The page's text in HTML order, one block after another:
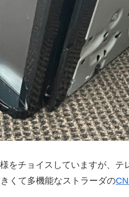
をチョイスしていますが、テ
くて多機能なストラーダの